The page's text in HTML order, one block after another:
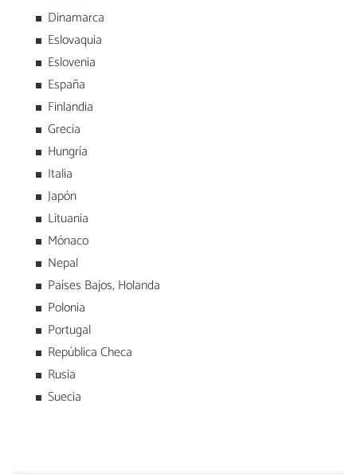
Dinamarca
Eslovaquia
Eslovenia
España
Finlandia
Grecia
Hungría
Italia
Japón
Lituania
Mónaco
Nepal
Países Bajos, Holanda
Polonia
Portugal
República Checa
Rusia
Suecia